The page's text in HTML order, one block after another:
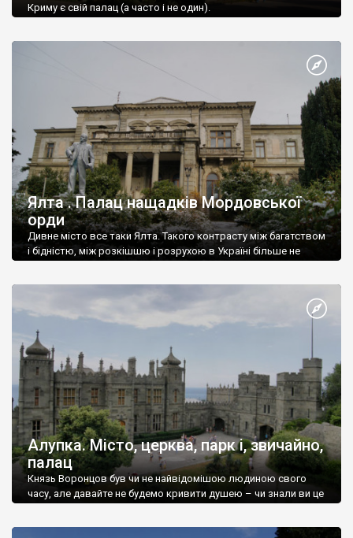
Криму є свій палац (а часто і не один).
Ялта . Палац нащадків Мордовської
орди
Дивне місто все таки Ялта. Такого контрасту між багатством
і бідністю, між розкішшю і розрухою в Україні більше не
Алупка. Місто, церква, парк і, звичайно,
палац
Князь Воронцов був чи не найвідомішою людиною свого
часу, але давайте не будемо кривити душею – чи знали ви це